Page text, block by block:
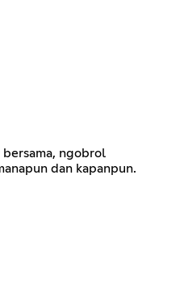
bersama, ngobrol
dan kapanpun.